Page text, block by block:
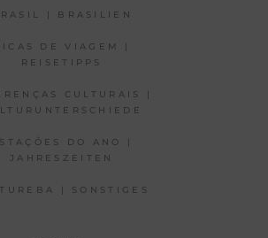
| BRASILIEN
DE VIAGEM |
REISETIPPS
CULTURAIS |
DO ANO |
JAHRESZEITEN
| SONSTIGES